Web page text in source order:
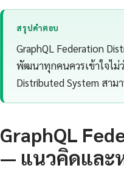
สรุปคำตอบ
GraphQL Federation
พัฒนาทุกคนควรเข้าใจไม่
Distributed System สา
GraphQL
— แนวคิดและ